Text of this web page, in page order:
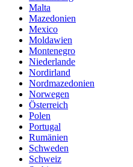
Malta
Mazedonien
Mexico
Moldawien
Montenegro
Niederlande
Nordirland
Nordmazedonien
Norwegen
Österreich
Polen
Portugal
Rumänien
Schweden
Schweiz